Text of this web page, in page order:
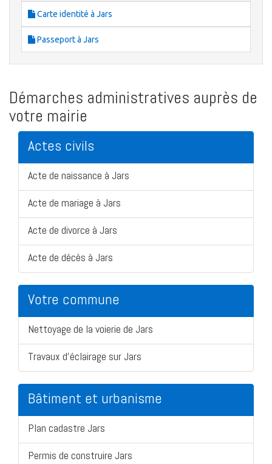
Carte identité à Jars
Passeport à Jars
Démarches administratives auprès de
votre mairie
Actes civils
Acte de naissance à Jars
Acte de mariage à Jars
Acte de divorce à Jars
Acte de décès à Jars
Votre commune
Nettoyage de la voierie de Jars
Travaux d'éclairage sur Jars
Bâtiment et urbanisme
Plan cadastre Jars
Permis de construire Jars